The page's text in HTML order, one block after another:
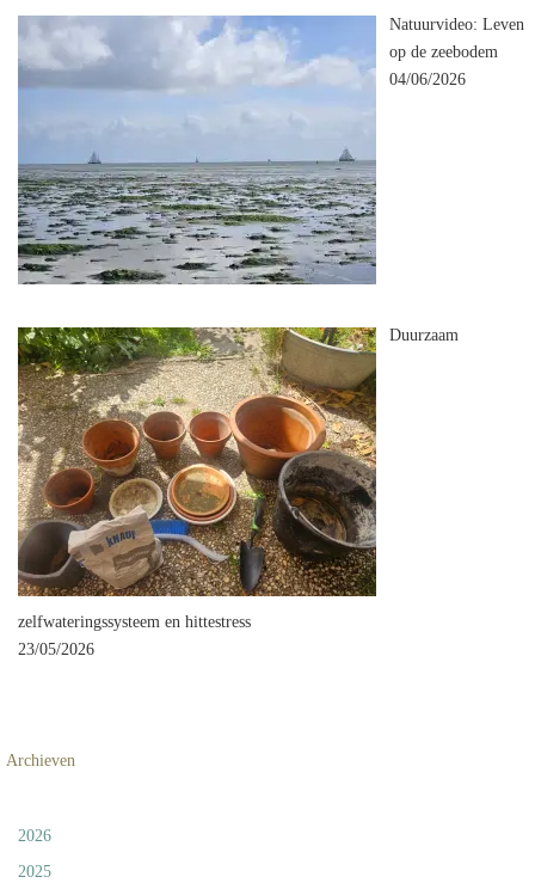
Natuurvideo: Leven
op de zeebodem
04/06/2026
Duurzaam
zelfwateringssysteem en hittestress
23/05/2026
Archieven
2026
2025